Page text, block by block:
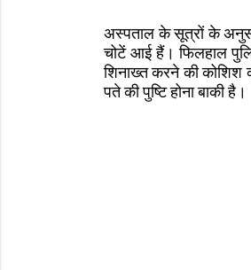
अस्पताल के सूत्रों के
चोटें आई हैं। फिलहाल
शिनाख्त करने की कोशिश
पते की पुष्टि होना बाकी है।